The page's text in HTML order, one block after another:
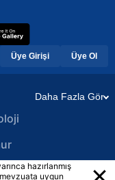
Üye Girişi Üye Ol
Daha Fazla Gör
Haberlerhazırlanmış
uygun